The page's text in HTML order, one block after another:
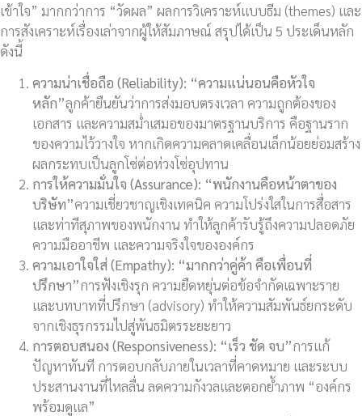
เข้าใจ” มากกว่าการ “วัดผล” ผลการวิเคราะห์แบบธีม (themes) และ
การสังเคราะห์เรื่องเล่าจากผู้ให้สัมภาษณ์ สรุปได้เป็น 5 ประเด็นหลัก
ดังนี้
ความน่าเชื่อถือ (Reliability): “ความแน่นอนคือหัวใจ
หลัก”ลูกค้ายืนยันว่าการส่งมอบตรงเวลา ความถูกต้องของ
เอกสาร และความสม่ำเสมอของมาตรฐานบริการ คือฐานราก
ของความไว้วางใจ หากเกิดความคลาดเคลื่อนเล็กน้อยย่อมสร้าง
ผลกระทบเป็นลูกโซ่ต่อห่วงโซ่อุปทาน
การให้ความมั่นใจ (Assurance): “พนักงานคือหน้าตาของ
บริษัท”ความเชี่ยวชาญเชิงเทคนิค ความโปร่งใสในการสื่อสาร
และท่าทีสุภาพของพนักงาน ทำให้ลูกค้ารับรู้ถึงความปลอดภัย
ความมืออาชีพ และความจริงใจขององค์กร
ความเอาใจใส่ (Empathy): “มากกว่าคู่ค้า คือเพื่อนที่
ปรึกษา”การฟังเชิงรุก ความยืดหยุ่นต่อข้อจำกัดเฉพาะราย
และบทบาทที่ปรึกษา (advisory) ทำให้ความสัมพันธ์ยกระดับ
จากเชิงธุรกรรมไปสู่พันธมิตรระยะยาว
การตอบสนอง (Responsiveness): “เร็ว ชัด จบ”การแก้
ปัญหาทันที การตอบกลับภายในเวลาที่คาดหมาย และระบบ
ประสานงานที่ไหลลื่น ลดความกังวลและตอกย้ำภาพ “องค์กร
พร้อมดูแล”